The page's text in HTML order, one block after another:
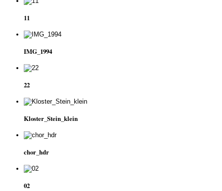
11
IMG_1994
22
Kloster_Stein_klein
chor_hdr
02